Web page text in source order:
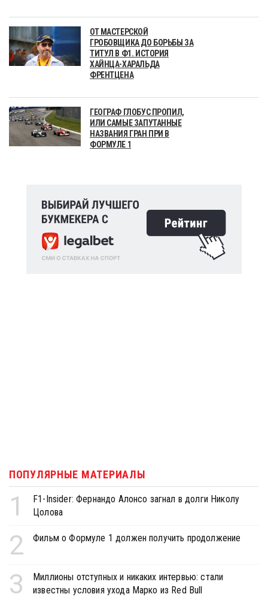
ОТ МАСТЕРСКОЙ
ГРОБОВЩИКА ДО БОРЬБЫ ЗА
ТИТУЛ В Ф1. ИСТОРИЯ
ХАЙНЦА-ХАРАЛЬДА
ФРЕНТЦЕНА
ГЕОГРАФ ГЛОБУС ПРОПИЛ,
ИЛИ САМЫЕ ЗАПУТАННЫЕ
НАЗВАНИЯ ГРАН ПРИ В
ФОРМУЛЕ 1
ПОПУЛЯРНЫЕ МАТЕРИАЛЫ
1
F1-Insider: Фернандо Алонсо загнал в долги Николу
Цолова
2 Фильм о Формуле 1 должен получить продолжение
3
Миллионы отступных и никаких интервью: стали
известны условия ухода Марко из Red Bull